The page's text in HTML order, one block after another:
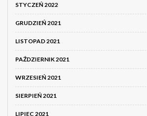
STYCZEŃ 2022
GRUDZIEŃ 2021
LISTOPAD 2021
PAŹDZIERNIK 2021
WRZESIEŃ 2021
SIERPIEŃ 2021
LIPIEC 2021